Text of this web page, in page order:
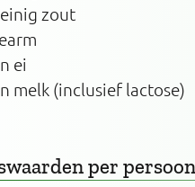
zout
ei
melk (inclusief lactose)
per persoon